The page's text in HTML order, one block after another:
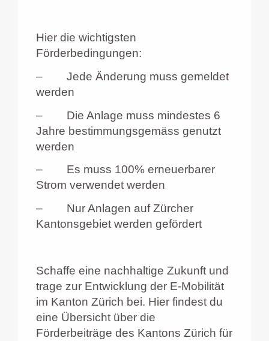
Hier die wichtigsten
Förderbedingungen:
–
Jede Änderung muss gemeldet
werden
–
Die Anlage muss mindestes 6
Jahre bestimmungsgemäss genutzt
werden
–
Es muss 100% erneuerbarer
Strom verwendet werden
–
Nur Anlagen auf Zürcher
Kantonsgebiet werden gefördert
Schaffe eine nachhaltige Zukunft und
trage zur Entwicklung der E-Mobilität
im Kanton Zürich bei. Hier findest du
eine Übersicht über die
Förderbeiträge des Kantons Zürich für